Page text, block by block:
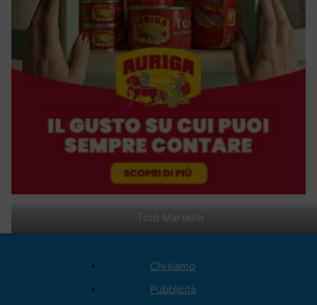
Totò Martello
Chi siamo
Pubblicità